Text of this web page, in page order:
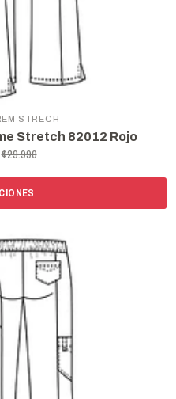
STRECH
Stretch 82012 Rojo
$29.990